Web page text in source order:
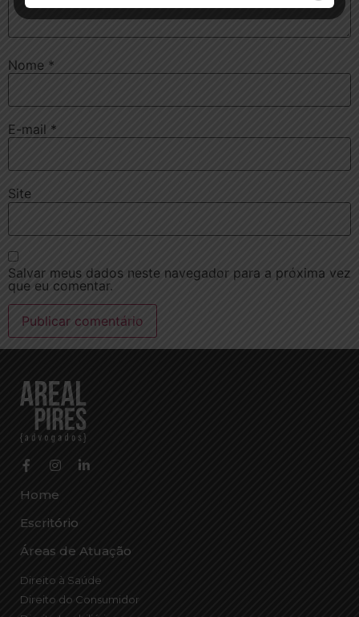
Nome *
E-mail *
Site
Salvar meus dados neste navegador para a próxima vez
que eu comentar.
Home
Escritório
Áreas de Atuação
Direito à Saúde
Direito do Consumidor